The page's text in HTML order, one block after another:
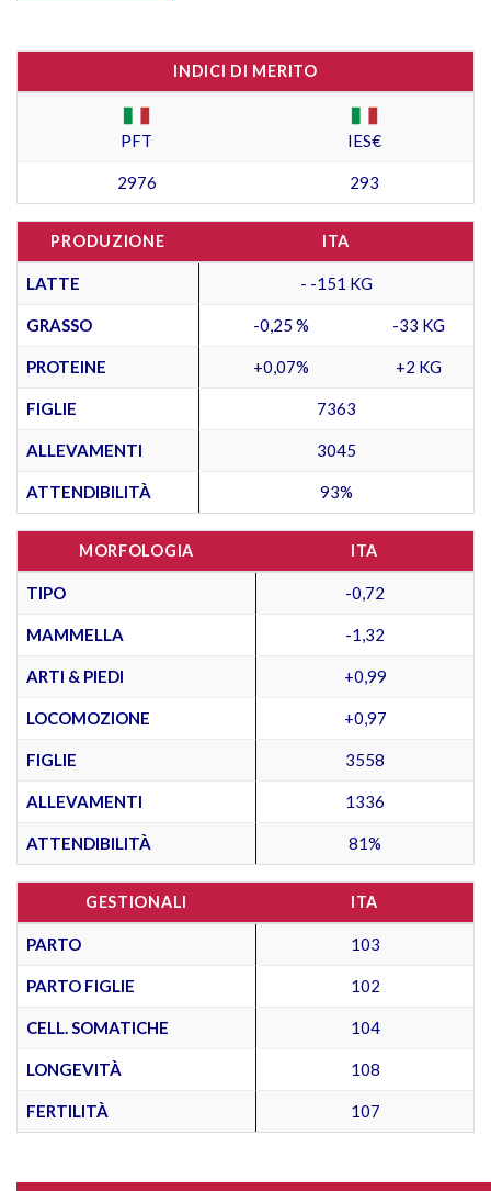
INDICI DI MERITO
PFT IES€
2976 293
PRODUZIONE ITA
LATTE - -151 KG
GRASSO -0,25 % -33 KG
PROTEINE +0,07% +2 KG
FIGLIE 7363
ALLEVAMENTI 3045
ATTENDIBILITÀ 93%
MORFOLOGIA ITA
TIPO -0,72
MAMMELLA -1,32
ARTI & PIEDI +0,99
LOCOMOZIONE +0,97
FIGLIE 3558
ALLEVAMENTI 1336
ATTENDIBILITÀ 81%
GESTIONALI ITA
PARTO 103
PARTO FIGLIE 102
CELL. SOMATICHE 104
LONGEVITÀ 108
FERTILITÀ 107